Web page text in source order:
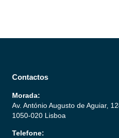
Contactos
Morada:
Av. António Augusto de Aguiar,
1050-020 Lisboa
Telefone: